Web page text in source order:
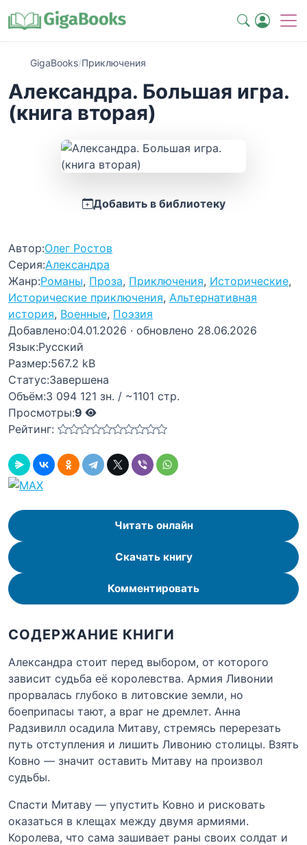
GigaBooks/Приключения
Александра. Большая игра.
(книга вторая)
Добавить в библиотеку
Автор:Олег Ростов
Серия:Александра
Жанр:Романы, Проза, Приключения, Исторические,
Исторические приключения, Альтернативная
история, Военные, Поэзия
Добавлено:04.01.2026 · обновлено 28.06.2026
Язык:Русский
Размер:567.2 kB
Статус:Завершена
Объём:3 094 121 зн. / ~1101 стр.
Просмотры:9
Рейтинг:
Читать онлайн
Скачать книгу
Комментировать
СОДЕРЖАНИЕ КНИГИ
Александра стоит перед выбором, от которого
зависит судьба её королевства. Армия Ливонии
прорвалась глубоко в литовские земли, но
боеприпасы тают, а враг не дремлет. Анна
Радзивилл осадила Митаву, стремясь перерезать
путь отступления и лишить Ливонию столицы. Взять
Ковно — значит оставить Митаву на произвол
судьбы.
Спасти Митаву — упустить Ковно и рисковать
оказаться в клещах между двумя армиями.
Королева, что сама зашивает раны своих солдат и